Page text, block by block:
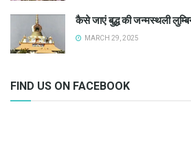
कैसे जाएं बुद्ध की जन्मस्थली
MARCH 29, 2025
FIND US ON FACEBOOK